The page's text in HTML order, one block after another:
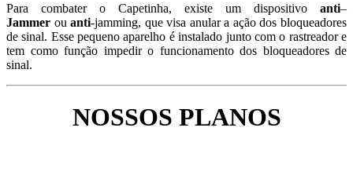
Para combater o Capetinha, existe um dispositivo anti–
Jammer ouanti-jamming, que visa anular a ação dos bloqueadores
de sinal. Esse pequeno aparelho é instalado junto com o rastreador e
tem como função impedir o funcionamento dos bloqueadores de
sinal.
NOSSOS PLANOS